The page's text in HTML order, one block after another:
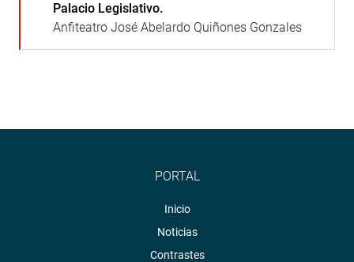
Palacio Legislativo.
Anfiteatro José Abelardo Quiñones Gonzales
PORTAL
Inicio
Noticias
Contrastes